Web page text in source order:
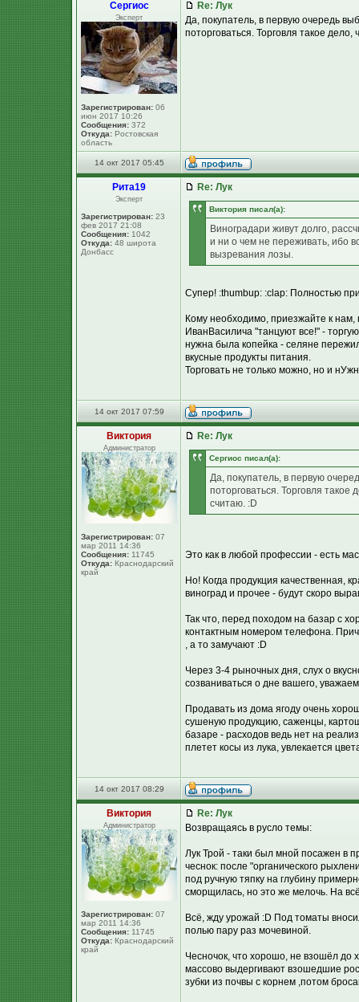
Сергиос
Эксперт
Зарегистрирован: 06
июн 2017 10:26
Сообщения: 372
Откуда: Ростовская
область
Re: Лук
Да, покупатель, в первую очередь
поторговаться. Торговля такое
14 окт 2017 05:45
Рита19
Эксперт
Зарегистрирован: 23
фев 2017 21:08
Сообщения: 1042
Откуда: 48 широта
Донбасс
Re: Лук
Виктория писал(а):
Виноградари живут долго,
и ни о чем не переживать, ибо
вызревания лозы.
Супер! :thumbup: :clap: Полностью
Кому необходимо, приезжайте к
ИванВасилича "танцуют все!" -
нужна была копейка - селяне
вкусные продукты питания.
Торговать не только можно, но и
14 окт 2017 07:59
Виктория
Администратор
Зарегистрирован: 07
мар 2011 14:36
Сообщения: 11745
Откуда: Краснодарский
край
Re: Лук
Сергиос писал(а):
Да, покупатель, в первую
поторговаться. Торговля
считаю. :D
Это как в любой профессии - есть
Но! Когда продукция качественная,
виноград и прочее - будут скоро
Так что, перед походом на базар с
контактным номером телефона.
, а то замучают :D
Через 3-4 рыночных дня, слух о
созваниваться о дне вашего,
Продавать из дома ягоду очень
сушеную продукцию, саженцы,
базаре - расходов ведь нет на
плетет косы из лука, увлекается
14 окт 2017 08:29
Виктория
Администратор
Зарегистрирован: 07
мар 2011 14:36
Сообщения: 11745
Откуда: Краснодарский
край
Re: Лук
Возвращаясь в русло темы:
Лук Трой - таки был мной посажен в
чеснок: после "органического
под ручную тяпку на глубину
сморщилась, но это же мелочь. На
Всё, жду урожай :D Под томаты
полью пару раз мочевиной.
Чесночок, что хорошо, не взошёл до
массово выдергивают взошедшие
зубки из почвы с корнем ,потом